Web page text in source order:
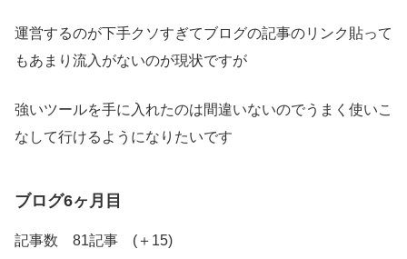
運営するのが下手クソすぎてブログの記事のリンク貼って
もあまり流入がないのが現状ですが
強いツールを手に入れたのは間違いないのでうまく使いこ
なして行けるようになりたいです
ブログ6ヶ月目
記事数 81記事 (＋15)